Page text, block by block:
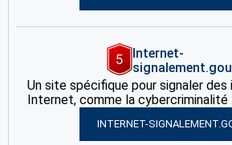
5
Internet-
Un site spécifique pour signaler
Internet, comme la cybercriminalité :
INTERNET-